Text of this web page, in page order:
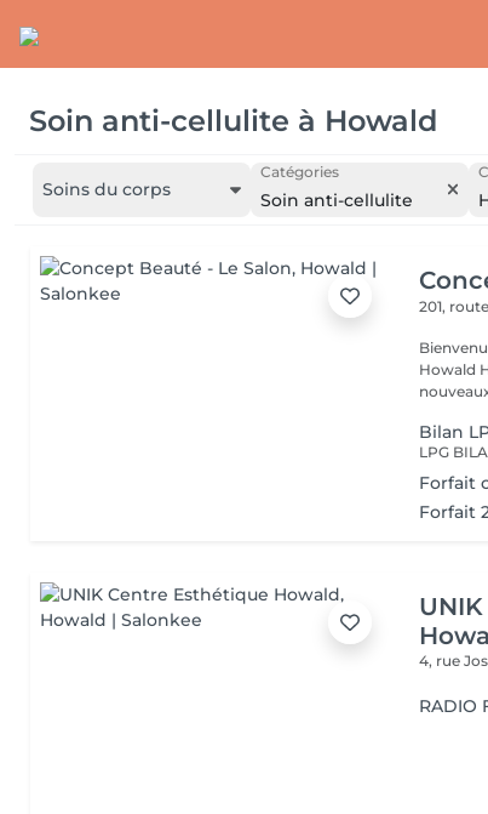
Soin anti-cellulite à Howald
Soins du corps
Catégories
Soin anti-cellulite
201,
Bienvenue chez
Howald
Bilan
Forfait
Forfait
4, rue
RADIO